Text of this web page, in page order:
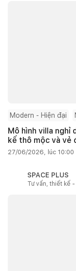
Modern - Hiện đại
Mô hình villa
kế thô mộc và vẻ
27/06/2026, lúc 10:00
SPACE PLUS
Tư vấn, thiết kế -